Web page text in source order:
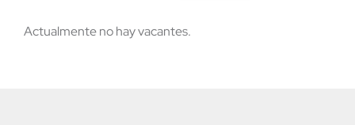
Actualmente no hay vacantes.